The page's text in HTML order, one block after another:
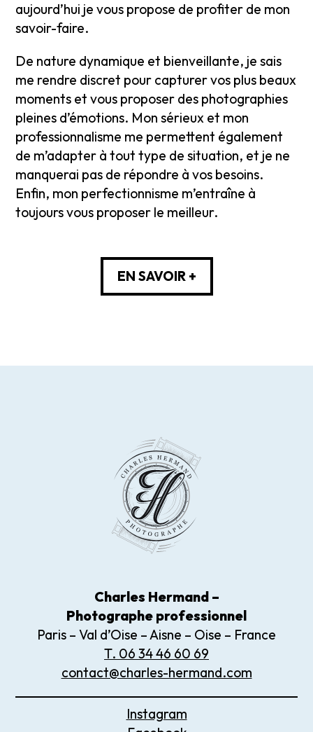
aujourd’hui je vous propose de profiter de mon
savoir-faire.
De nature dynamique et bienveillante, je sais
me rendre discret pour capturer vos plus beaux
moments et vous proposer des photographies
pleines d’émotions. Mon sérieux et mon
professionnalisme me permettent également
de m’adapter à tout type de situation, et je ne
manquerai pas de répondre à vos besoins.
Enfin, mon perfectionnisme m’entraîne à
toujours vous proposer le meilleur.
EN SAVOIR +
Charles Hermand –
Photographe professionnel
Paris – Val d’Oise – Aisne – Oise – France
T. 06 34 46 60 69
contact@charles-hermand.com
Instagram